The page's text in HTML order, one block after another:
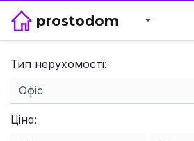
prostodom
Тип нерухомості:
Ціна: